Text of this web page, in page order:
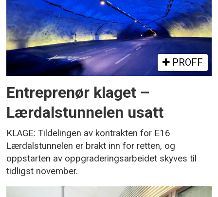
PROFF
Entreprenør klaget –
Lærdalstunnelen usatt
KLAGE: Tildelingen av kontrakten for E16
Lærdalstunnelen er brakt inn for retten, og
oppstarten av oppgraderingsarbeidet skyves til
tidligst november.